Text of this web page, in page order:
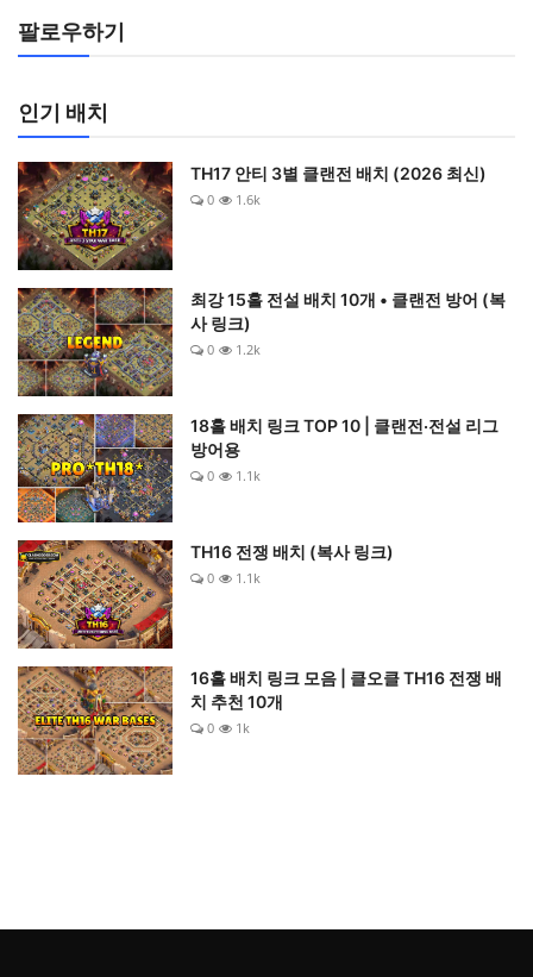
팔로우하기
인기 배치
TH17 안티 3별 클랜전 배치 (2026 최신)
0 1.6k
최강 15홀 전설 배치 10개 • 클랜전 방어 (복
사 링크)
0 1.2k
18홀 배치 링크 TOP 10 | 클랜전·전설 리그
방어용
0 1.1k
TH16 전쟁 배치 (복사 링크)
0 1.1k
16홀 배치 링크 모음 | 클오클 TH16 전쟁 배
치 추천 10개
0 1k